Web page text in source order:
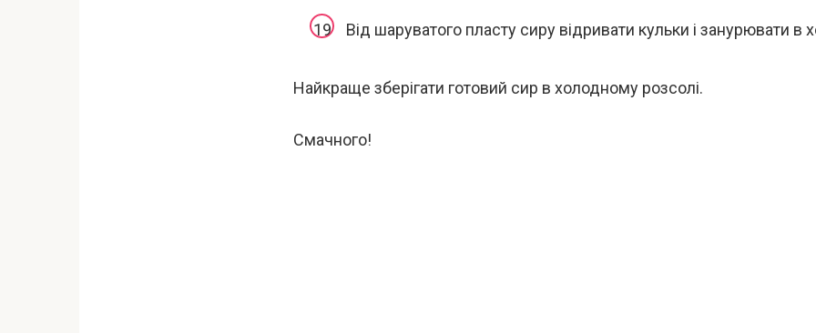
Від шаруватого пласту сиру відривати кульки і занурювати в
Найкраще зберігати готовий сир в холодному розсолі.
Смачного!